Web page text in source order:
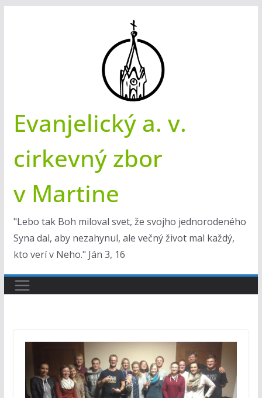
Evanjelický a. v.
cirkevný zbor
v Martine
"Lebo tak Boh miloval svet, že svojho jednorodeného
Syna dal, aby nezahynul, ale večný život mal každý,
kto verí v Neho." Ján 3, 16